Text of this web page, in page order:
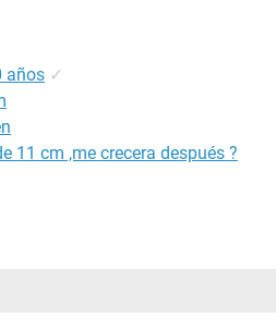
años ✓
11 cm ,me crecera después ?